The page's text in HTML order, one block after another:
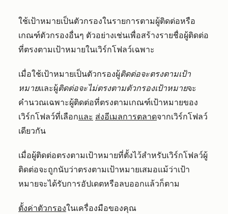
ใช้เป้าหมายเป็นตัวกรองในรายการตามผู้ติดต่อหรือ
เกณฑ์ตัวกรองอื่นๆ ตัวอย่างเช่นเพื่อสร้างรายชื่อผู้ติดต่อ
ที่ตรงตามเป้าหมายในเวิร์กโฟลว์เฉพาะ
เมื่อใช้เป้าหมายเป็นตัวกรองผู้ติดต่อจะตรงตามเป้า
หมายและผู้ติดต่อจะไม่ตรงตามตัวกรองเป้าหมายจะ
คำนวณเฉพาะผู้ติดต่อที่ตรงตามเกณฑ์เป้าหมายของ
เวิร์กโฟลว์ที่เลือกและ ส่งอีเมลการตลาดจากเวิร์กโฟลว์
เดียวกัน
เมื่อผู้ติดต่อตรงตามเป้าหมายที่ตั้งไว้สำหรับเวิร์กโฟลว์ผู้
ติดต่อจะถูกนับว่าตรงตามเป้าหมายเสมอแม้ว่าเป้า
หมายจะได้รับการอัปเดตหรือลบออกแล้วก็ตาม
ตั้งค่าตัวกรองในเครื่องมือของคุณ